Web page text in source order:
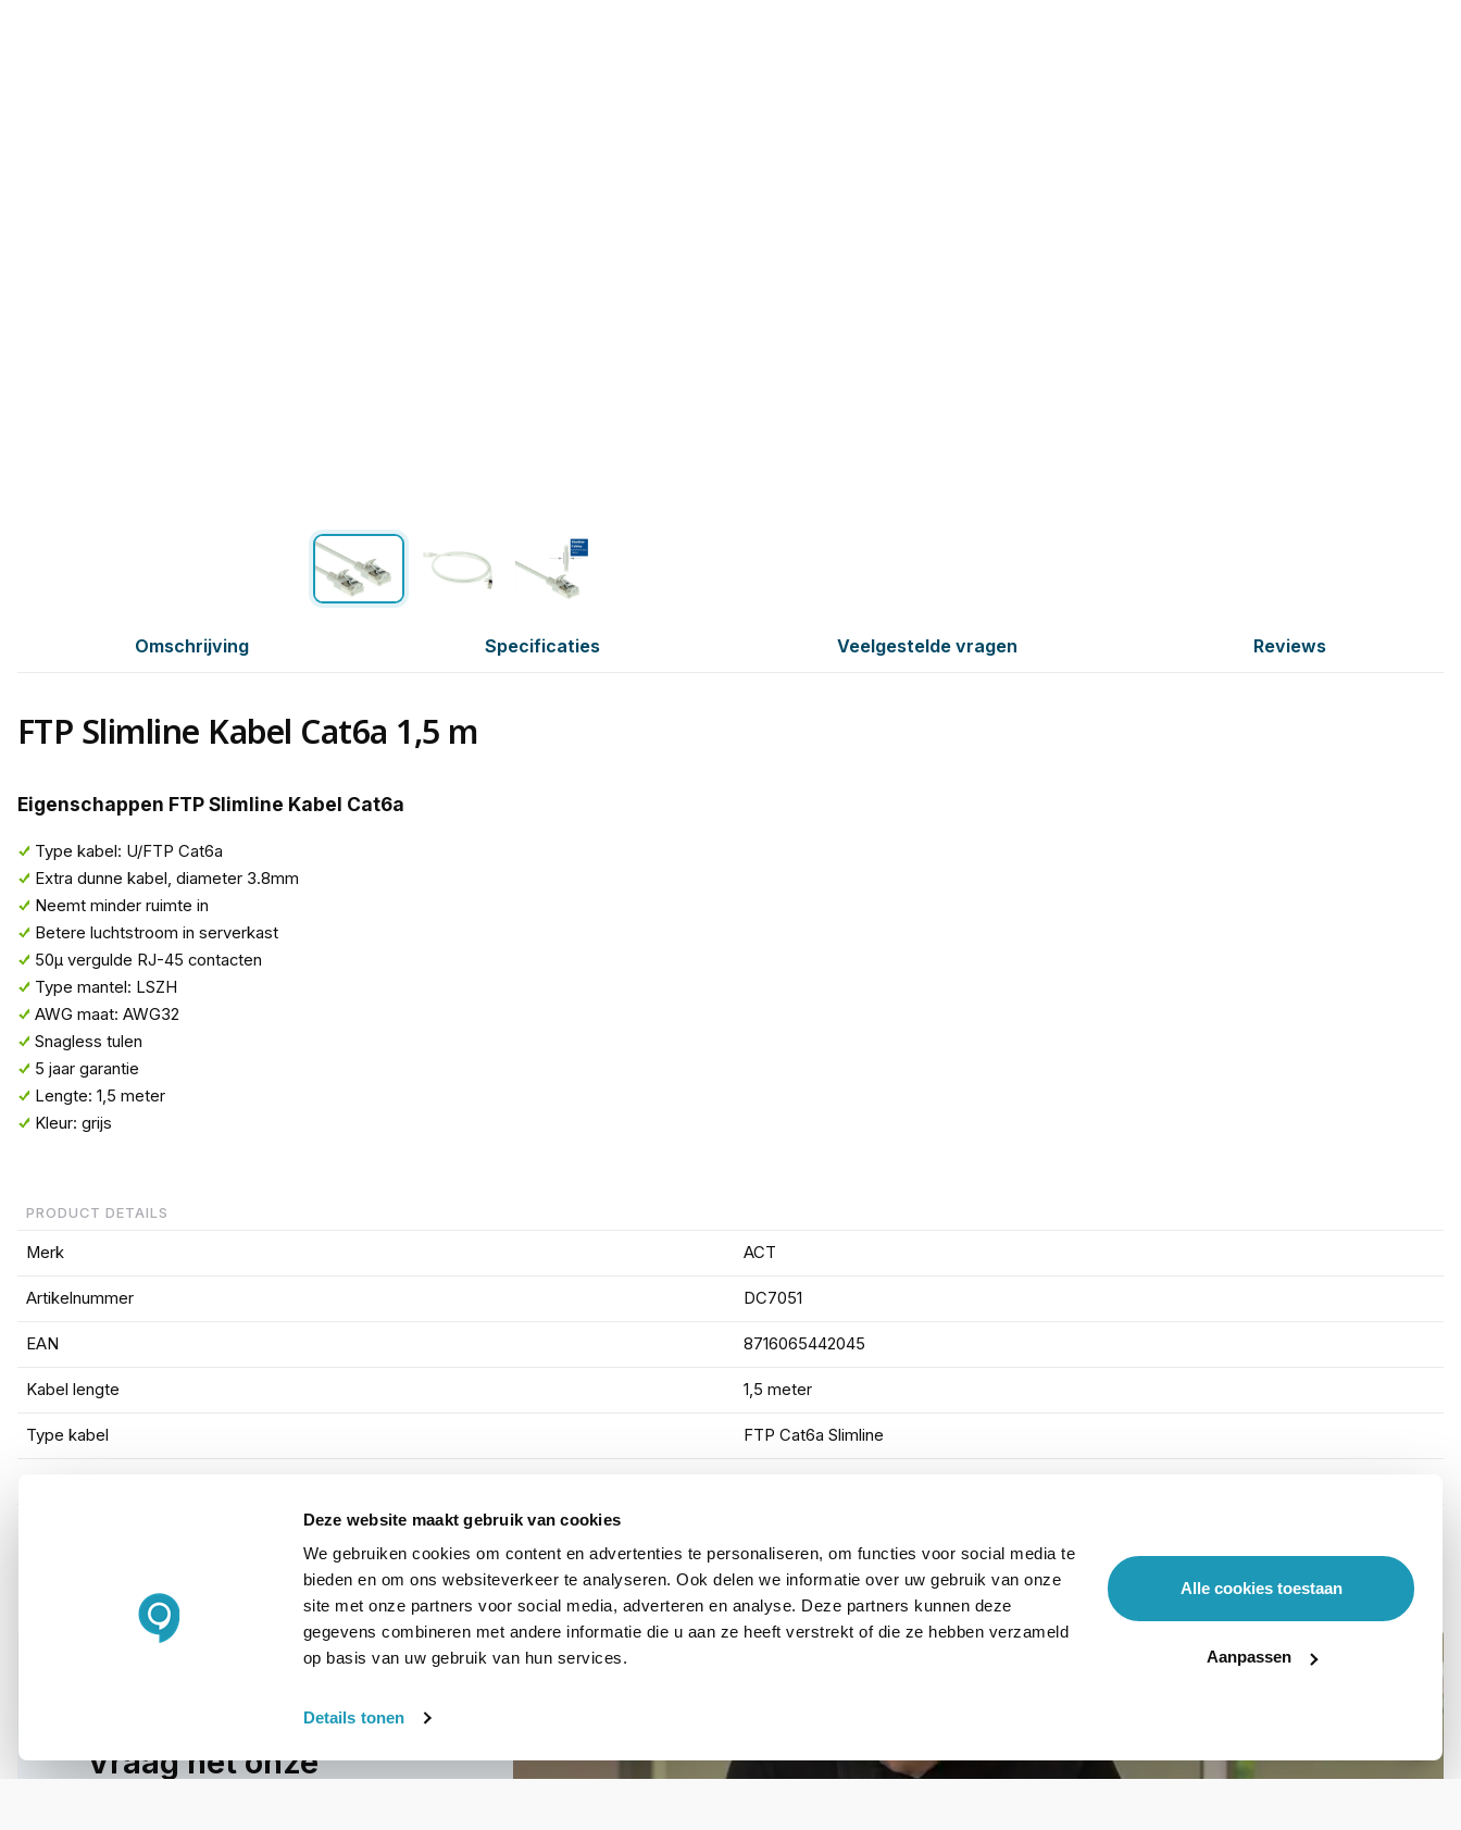
Deze website maakt gebruik van cookies
We gebruiken cookies om content en advertenties te personaliseren, om functies voor social media te
bieden en om ons websiteverkeer te analyseren. Ook delen we informatie over uw gebruik van onze
site met onze partners voor social media, adverteren en analyse. Deze partners kunnen deze
gegevens combineren met andere informatie die u aan ze heeft verstrekt of die ze hebben verzameld
op basis van uw gebruik van hun services.
Details tonen
Alle cookies toestaan
Aanpassen
Omschrijving Specificaties Veelgestelde vragen Reviews
FTP Slimline Kabel Cat6a 1,5 m
Eigenschappen FTP Slimline Kabel Cat6a
Type kabel: U/FTP Cat6a
Extra dunne kabel, diameter 3.8mm
Neemt minder ruimte in
Betere luchtstroom in serverkast
50µ vergulde RJ-45 contacten
Type mantel: LSZH
AWG maat: AWG32
Snagless tulen
5 jaar garantie
Lengte: 1,5 meter
Kleur: grijs
PRODUCT DETAILS
Merk ACT
Artikelnummer DC7051
EAN 8716065442045
Kabel lengte 1,5 meter
Type kabel FTP Cat6a Slimline
Toon meer
Vraag het onze